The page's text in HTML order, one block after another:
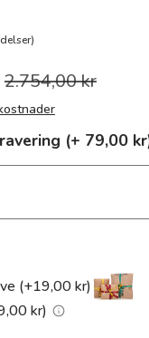
2.754,00 kr
(+ 79,00
(+19,00 kr)
kr)